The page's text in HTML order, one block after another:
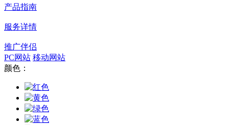
产品指南
服务详情
推广伴侣
PC网站 移动网站
颜色：